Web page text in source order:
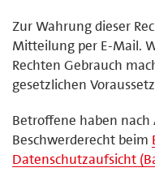
Zur Wahrung dieser
Mitteilung per E-Mail.
Rechten Gebrauch
gesetzlichen
Betroffene haben nach
Beschwerderecht beim
Datenschutzaufsicht